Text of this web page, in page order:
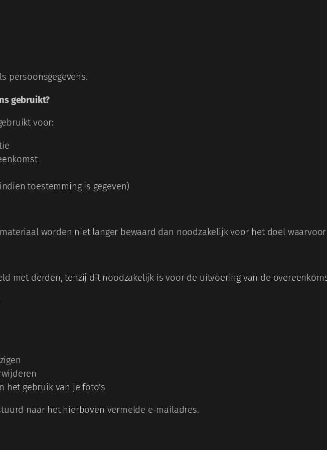
persoonsgegevens.
gebruikt?
voor:
toestemming is gegeven)
worden niet langer bewaard dan noodzakelijk voor het doel
met derden, tenzij dit noodzakelijk is voor de uitvoering van de
het gebruik van je foto’s
naar het hierboven vermelde e-mailadres.